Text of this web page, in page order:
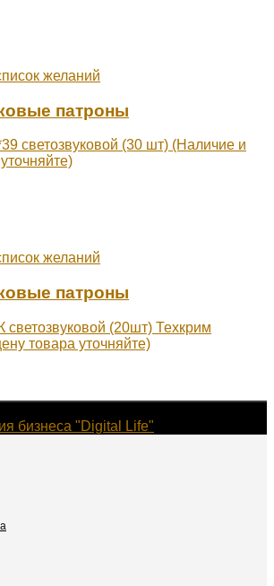
желаний
патроны
светозвуковой (30 шт) (Наличие и
желаний
патроны
светозвуковой (20шт) Техкрим
товара уточняйте)
бизнеса "Digital Life"